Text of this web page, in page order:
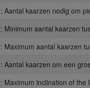
: Aantal kaarzen nodig om
: Minimum aantal kaarzen
: Maximum aantal kaarzen
: Aantal kaarzen om een
: Maximum inclination of the